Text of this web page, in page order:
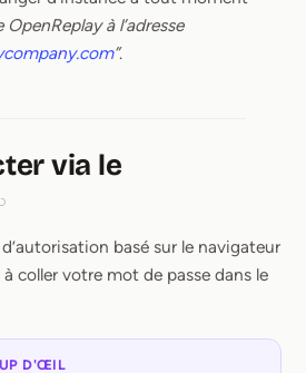
OpenReplay à l’adresse
”.
via le
basé sur le navigateur
coller votre mot de passe dans le
D'ŒIL